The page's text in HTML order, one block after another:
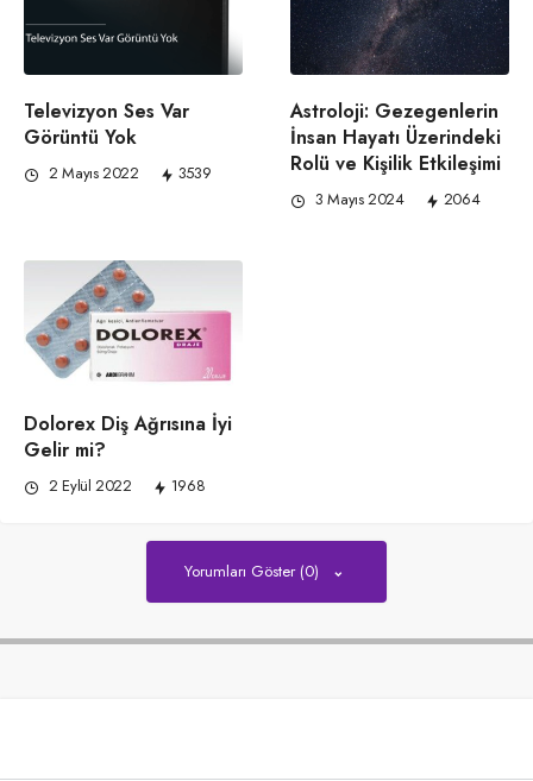
Televizyon Ses Var
Görüntü Yok
2 Mayıs 2022 3539
Astroloji: Gezegenlerin
İnsan Hayatı Üzerindeki
Rolü ve Kişilik Etkileşimi
3 Mayıs 2024 2064
Dolorex Diş Ağrısına İyi
Gelir mi?
2 Eylül 2022 1968
Yorumları Göster (0)